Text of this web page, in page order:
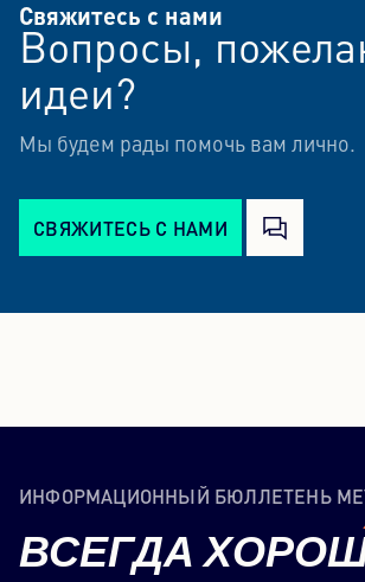
Свяжитесь с нами
Вопросы,
идеи?
Мы будем рады помочь вам лично.
СВЯЖИТЕСЬ С НАМИ
ИНФОРМАЦИОННЫЙ БЮЛЛЕТЕНЬ
ВСЕГДА